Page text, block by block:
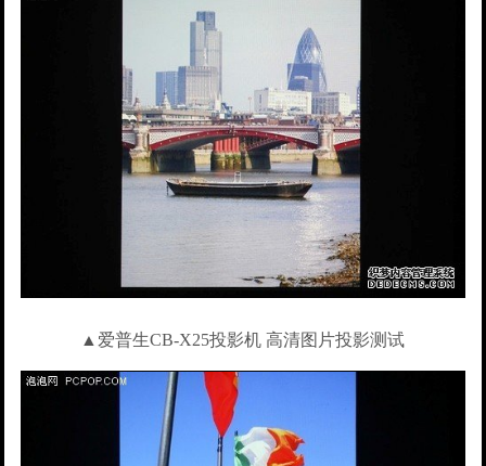
▲爱普生CB-X25投影机 高清图片投影测试